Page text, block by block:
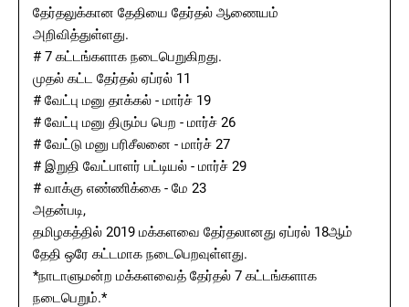
தேர்தலுக்கான தேதியை தேர்தல் ஆணையம்
அறிவித்துள்ளது.
# 7 கட்டங்களாக நடைபெறுகிறது.
முதல் கட்ட தேர்தல் ஏப்ரல் 11
# வேட்பு மனு தாக்கல் - மார்ச் 19
# வேட்பு மனு திரும்ப பெற - மார்ச் 26
# வேட்டு மனு பரிசீலனை - மார்ச் 27
# இறுதி வேட்பாளர் பட்டியல் - மார்ச் 29
# வாக்கு எண்ணிக்கை - மே 23
அதன்படி,
தமிழகத்தில் 2019 மக்களவை தேர்தலானது ஏப்ரல் 18ஆம்
தேதி ஒரே கட்டமாக நடைபெறவுள்ளது.
*நாடாளுமன்ற மக்களவைத் தேர்தல் 7 கட்டங்களாக
நடைபெறும்.*